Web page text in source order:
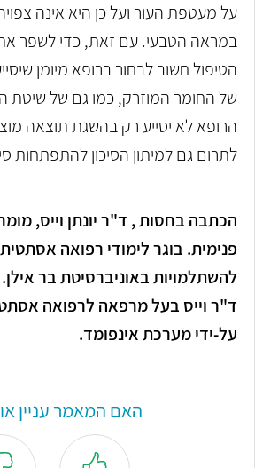
על מעטפת העור ועל כן היא אינה
במראה הטבעי. עם זאת, כדי לשפר את
הטיפול חשוב לבחור ברופא מיומן
של החומר המוזרק, כמו גם של שיטת
הרופא לא יסייע רק בהשגת תוצאה
לתרום גם למיתון הסיכון להתפתחות
הכתבה בחסות , ד"ר יונתן וייס,
פנימית. בוגר לימודי רפואה
להשתלמויות באוניברסיטת בר אילן.
ד"ר וייס בעל מרפאה לרפואה
על-ידי מערכת אינפומד.
האם המאמר עניין